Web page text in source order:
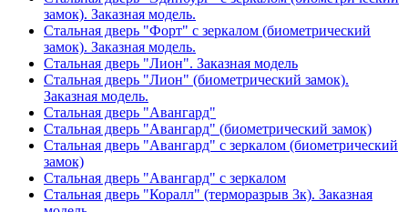
замок). Заказная модель.
Стальная дверь "Форт" с зеркалом (биометрический
замок). Заказная модель.
Стальная дверь "Лион". Заказная модель
Стальная дверь "Лион" (биометрический замок).
Заказная модель.
Стальная дверь "Авангард"
Стальная дверь "Авангард" (биометрический замок)
Стальная дверь "Авангард" с зеркалом (биометрический
замок)
Стальная дверь "Авангард" с зеркалом
Стальная дверь "Коралл" (терморазрыв 3к). Заказная